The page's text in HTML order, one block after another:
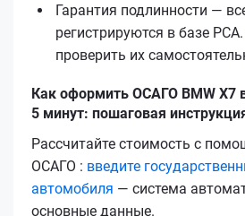
Гарантия подлинности —
регистрируются в базе
проверить их
Как оформить ОСАГО BMW X7
5 минут: пошаговая
Рассчитайте стоимость с
ОСАГО : введите
автомобиля — система
основные данные.